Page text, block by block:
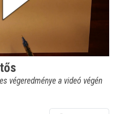
végeredménye a videó végén